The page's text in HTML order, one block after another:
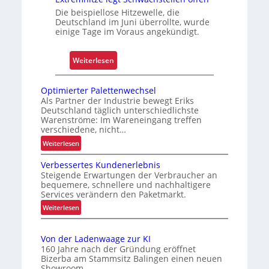
t
u
v
e
ä
s
i
g
k
i
t
u
n
B
t
r
Die beispiellose Hitzewelle, die
Deutschland im Juni überrollte, wurde
einige Tage im Voraus angekündigt.
Weiterlesen:
E
t
r
e
m
i
t
z
e
g
t
S
Optimierter Palettenwechsel
Als Partner der Industrie bewegt Eriks
Deutschland täglich unterschiedlichste
Warenströme: Im Wareneingang treffen
verschiedene, nicht…
Weiterlesen:
O
p
t
i
m
i
e
Verbessertes Kundenerlebnis
Steigende Erwartungen der Verbraucher an
bequemere, schnellere und nachhaltigere
Services verändern den Paketmarkt.
Weiterlesen:
V
r
b
e
Von der Ladenwaage zur KI
160 Jahre nach der Gründung eröffnet
Bizerba am Stammsitz Balingen einen neuen